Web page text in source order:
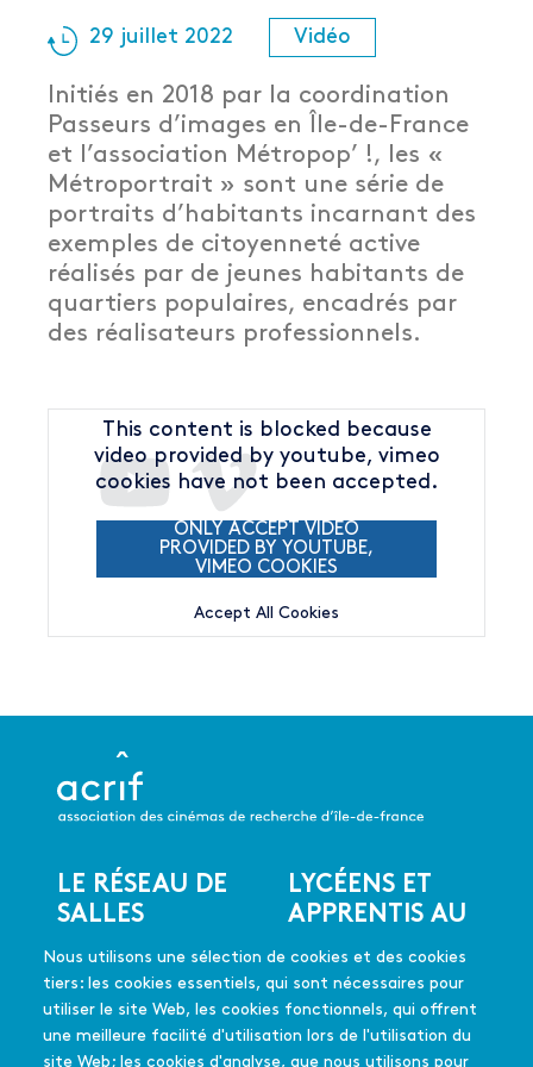
29 juillet 2022 Vidéo
Initiés en 2018 par la coordination
Passeurs d’images en Île-de-France
et l’association Métropop’ !, les «
Métroportrait » sont une série de
portraits d’habitants incarnant des
exemples de citoyenneté active
réalisés par de jeunes habitants de
quartiers populaires, encadrés par
des réalisateurs professionnels.
This content is blocked because
video provided by youtube, vimeo
cookies have not been accepted.
ONLY ACCEPT VIDEO
PROVIDED BY YOUTUBE,
VIMEO COOKIES
Accept All Cookies
Nous utilisons une sélection de cookies et des cookies
tiers: les cookies essentiels, qui sont nécessaires pour
utiliser le site Web, les cookies fonctionnels, qui offrent
une meilleure facilité d'utilisation lors de l'utilisation du
site Web; les cookies d'analyse, que nous utilisons pour
Menu
pied
de
page
LE RÉSEAU DE
SALLES
Les salles du réseau
Les coups de coeur
Les films soutenus
LYCÉENS ET
APPRENTIS AU
CINÉMA
En quelques mots
Mode d'emploi
FAQ